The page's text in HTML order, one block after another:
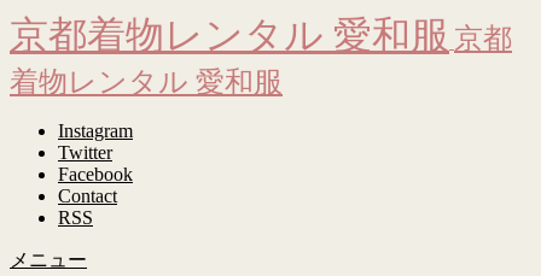
京都着物レンタル 愛和服 京都
着物レンタル 愛和服
Instagram
Twitter
Facebook
Contact
RSS
メニュー